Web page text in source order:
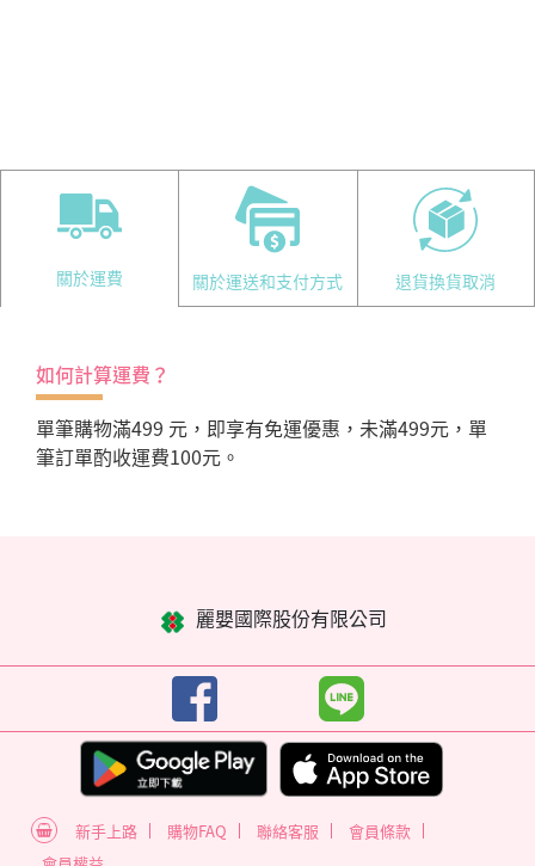
關於運費 關於運送和支付方式 退貨換貨取消
如何計算運費？
單筆購物滿499 元，即享有免運優惠，未滿499元，單
筆訂單酌收運費100元。
麗嬰國際股份有限公司
新手上路 購物FAQ 聯絡客服
會員條款